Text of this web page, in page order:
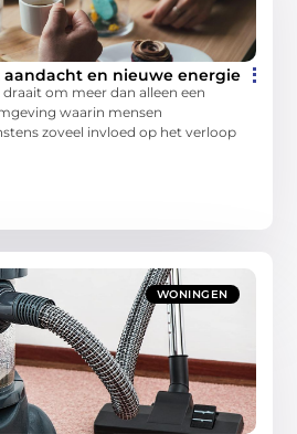
en nieuwe energie
om meer dan alleen een
waarin mensen
zoveel invloed op het verloop
WONINGEN